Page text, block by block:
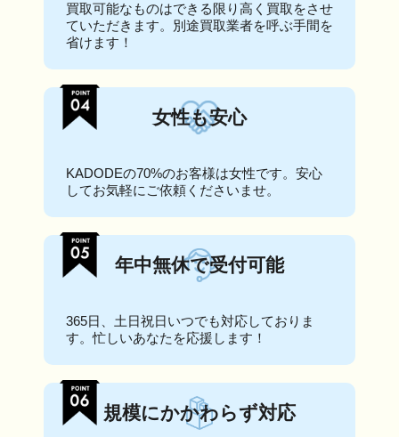
買取可能なものはできる限り高く買取をさせ
ていただきます。別途買取業者を呼ぶ手間を
省けます！
女性も安心
KADODEの70%のお客様は女性です。安心
してお気軽にご依頼くださいませ。
年中無休で受付可能
365日、土日祝日いつでも対応しておりま
す。忙しいあなたを応援します！
規模にかかわらず対応